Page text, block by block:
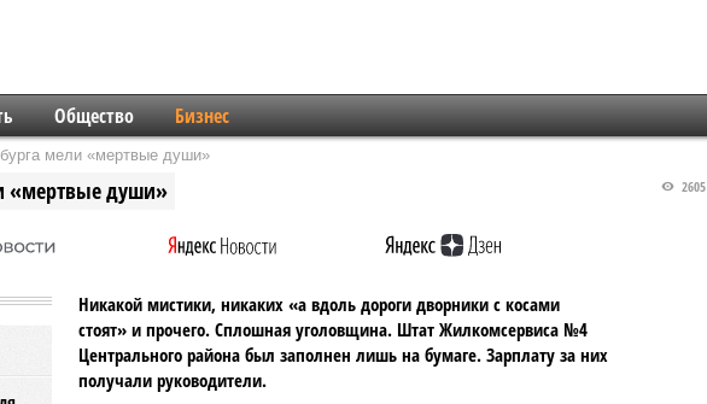
Общество Бизнес
мели «мертвые души»
«мертвые души» 2605
Никакой мистики, никаких «а вдоль дороги дворники с косами
стоят» и прочего. Сплошная уголовщина. Штат Жилкомсервиса №4
Центрального района был заполнен лишь на бумаге. Зарплату за них
получали руководители.